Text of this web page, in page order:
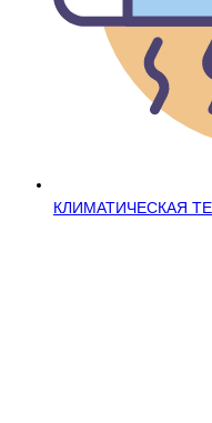
КЛИМАТИЧЕСКАЯ